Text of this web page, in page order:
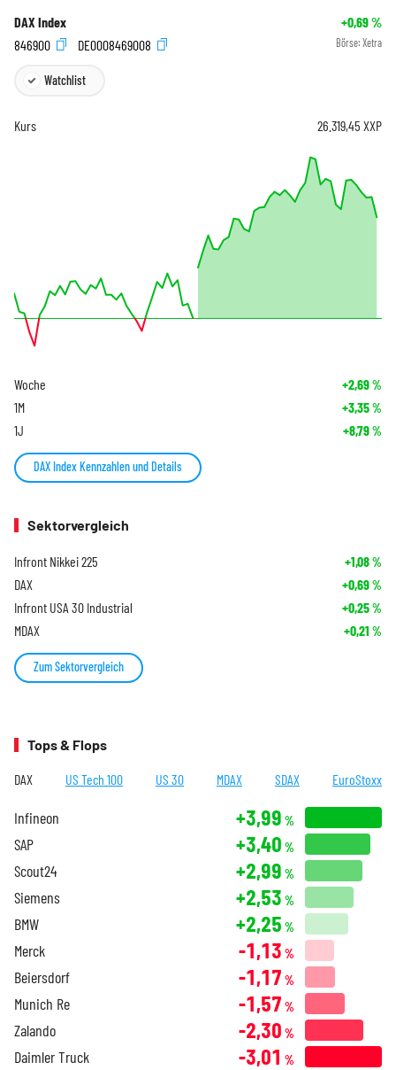
DAX Index +0,69%
846900
DE0008469008 Börse: Xetra
Watchlist
Kurs 26.319,45 XXP
Woche +2,69%
1M +3,35%
1J +8,79%
DAX Index Kennzahlen und Details
Sektorvergleich
Infront Nikkei 225 +1,08%
DAX +0,69%
Infront USA 30 Industrial +0,25%
MDAX +0,21 %
Zum Sektorvergleich
Tops & Flops
DAX US Tech 100 US 30 MDAX SDAX EuroStoxx
Infineon +3,99 %
SAP +3,40 %
Scout24 +2,99 %
Siemens +2,53 %
BMW +2,25 %
Merck -1,13 %
Beiersdorf -1,17 %
Munich Re -1,57 %
Zalando -2,30 %
Daimler Truck -3,01 %